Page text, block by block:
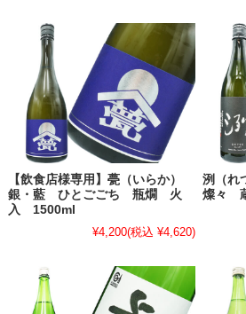
【飲食店様専用】甍（いらか）
銀・藍 ひとごごち 瓶燗 火
入 1500ml
¥4,200(税込 ¥4,620)
洌（
燦々